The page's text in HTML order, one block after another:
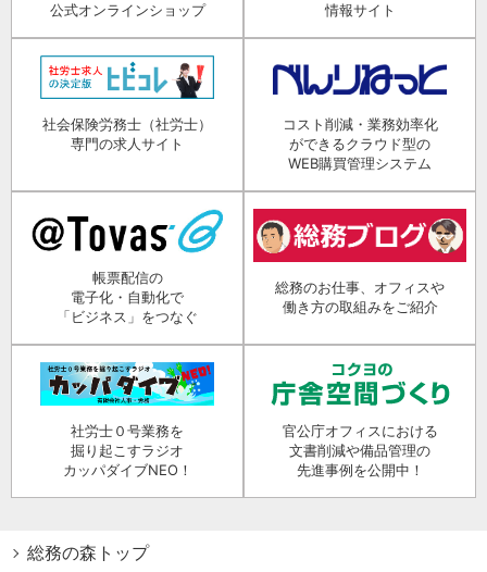
公式オンラインショップ
情報サイト
社会保険労務士（社労士）
専門の求人サイト
コスト削減・業務効率化
ができるクラウド型の
WEB購買管理システム
帳票配信の
電子化・自動化で
「ビジネス」をつなぐ
総務のお仕事、オフィスや
働き方の取組みをご紹介
社労士０号業務を
掘り起こすラジオ
カッパダイブNEO！
官公庁オフィスにおける
文書削減や備品管理の
先進事例を公開中！
総務の森トップ